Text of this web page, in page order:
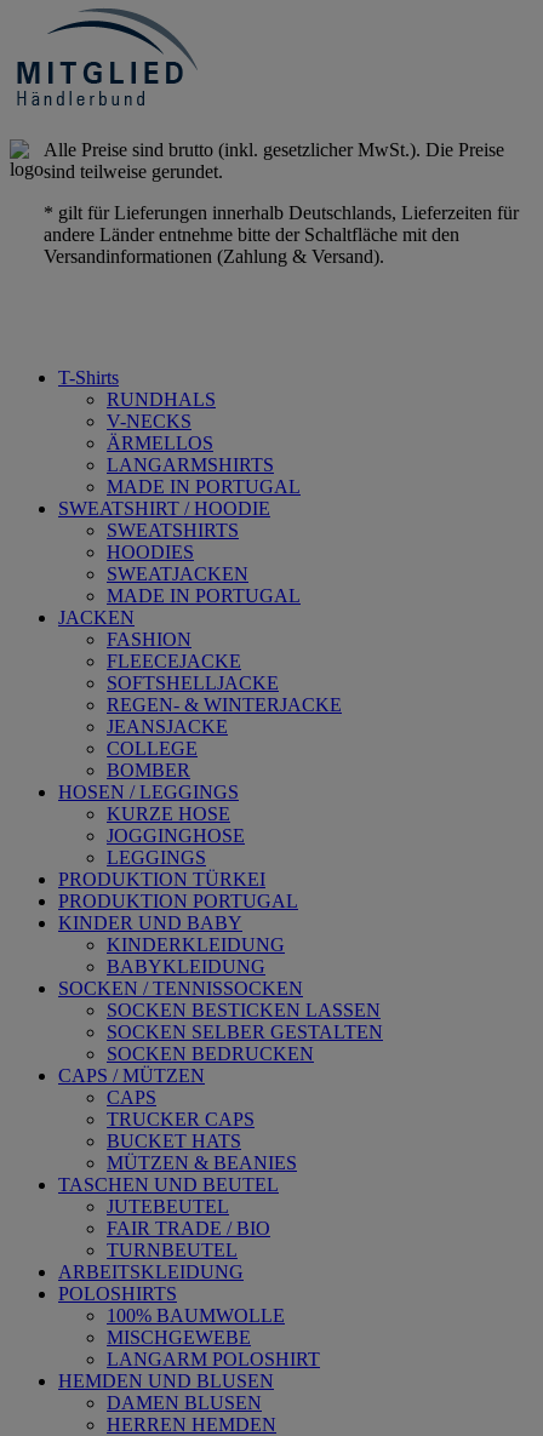
Alle Preise sind brutto (inkl. gesetzlicher MwSt.). Die Preise
sind teilweise gerundet.
* gilt für Lieferungen innerhalb Deutschlands, Lieferzeiten für
andere Länder entnehme bitte der Schaltfläche mit den
Versandinformationen (Zahlung & Versand).
T-Shirts
RUNDHALS
V-NECKS
ÄRMELLOS
LANGARMSHIRTS
MADE IN PORTUGAL
SWEATSHIRT / HOODIE
SWEATSHIRTS
HOODIES
SWEATJACKEN
MADE IN PORTUGAL
JACKEN
FASHION
FLEECEJACKE
SOFTSHELLJACKE
REGEN- & WINTERJACKE
JEANSJACKE
COLLEGE
BOMBER
HOSEN / LEGGINGS
KURZE HOSE
JOGGINGHOSE
LEGGINGS
PRODUKTION TÜRKEI
PRODUKTION PORTUGAL
KINDER UND BABY
KINDERKLEIDUNG
BABYKLEIDUNG
SOCKEN / TENNISSOCKEN
SOCKEN BESTICKEN LASSEN
SOCKEN SELBER GESTALTEN
SOCKEN BEDRUCKEN
CAPS / MÜTZEN
CAPS
TRUCKER CAPS
BUCKET HATS
MÜTZEN & BEANIES
TASCHEN UND BEUTEL
JUTEBEUTEL
FAIR TRADE / BIO
TURNBEUTEL
ARBEITSKLEIDUNG
POLOSHIRTS
100% BAUMWOLLE
MISCHGEWEBE
LANGARM POLOSHIRT
HEMDEN UND BLUSEN
DAMEN BLUSEN
HERREN HEMDEN